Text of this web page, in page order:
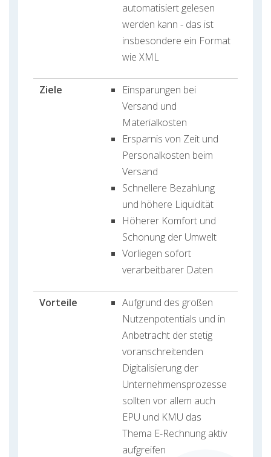
automatisiert gelesen
werden kann - das ist
insbesondere ein Format
wie XML
Ziele
Einsparungen bei
Versand und
Materialkosten
Ersparnis von Zeit und
Personalkosten beim
Versand
Schnellere Bezahlung
und höhere Liquidität
Höherer Komfort und
Schonung der Umwelt
Vorliegen sofort
verarbeitbarer Daten
Vorteile
Aufgrund des großen
Nutzenpotentials und in
Anbetracht der stetig
voranschreitenden
Digitalisierung der
Unternehmensprozesse
sollten vor allem auch
EPU und KMU das
Thema E-Rechnung aktiv
aufgreifen